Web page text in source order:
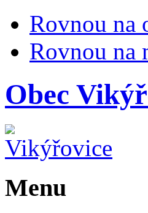
Rovnou na
Rovnou na
Obec
Menu